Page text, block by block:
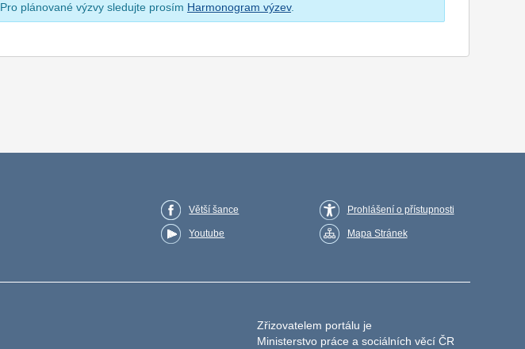
Pro plánované výzvy sledujte prosím Harmonogram výzev.
Větší šance
Youtube
Prohlášení o přístupnosti
Mapa Stránek
Zřizovatelem portálu je
Ministerstvo práce a sociálních věcí ČR